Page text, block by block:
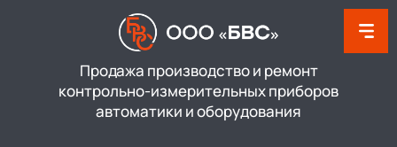
Продажа производство и ремонт
контрольно-измерительных приборов
автоматики и оборудования